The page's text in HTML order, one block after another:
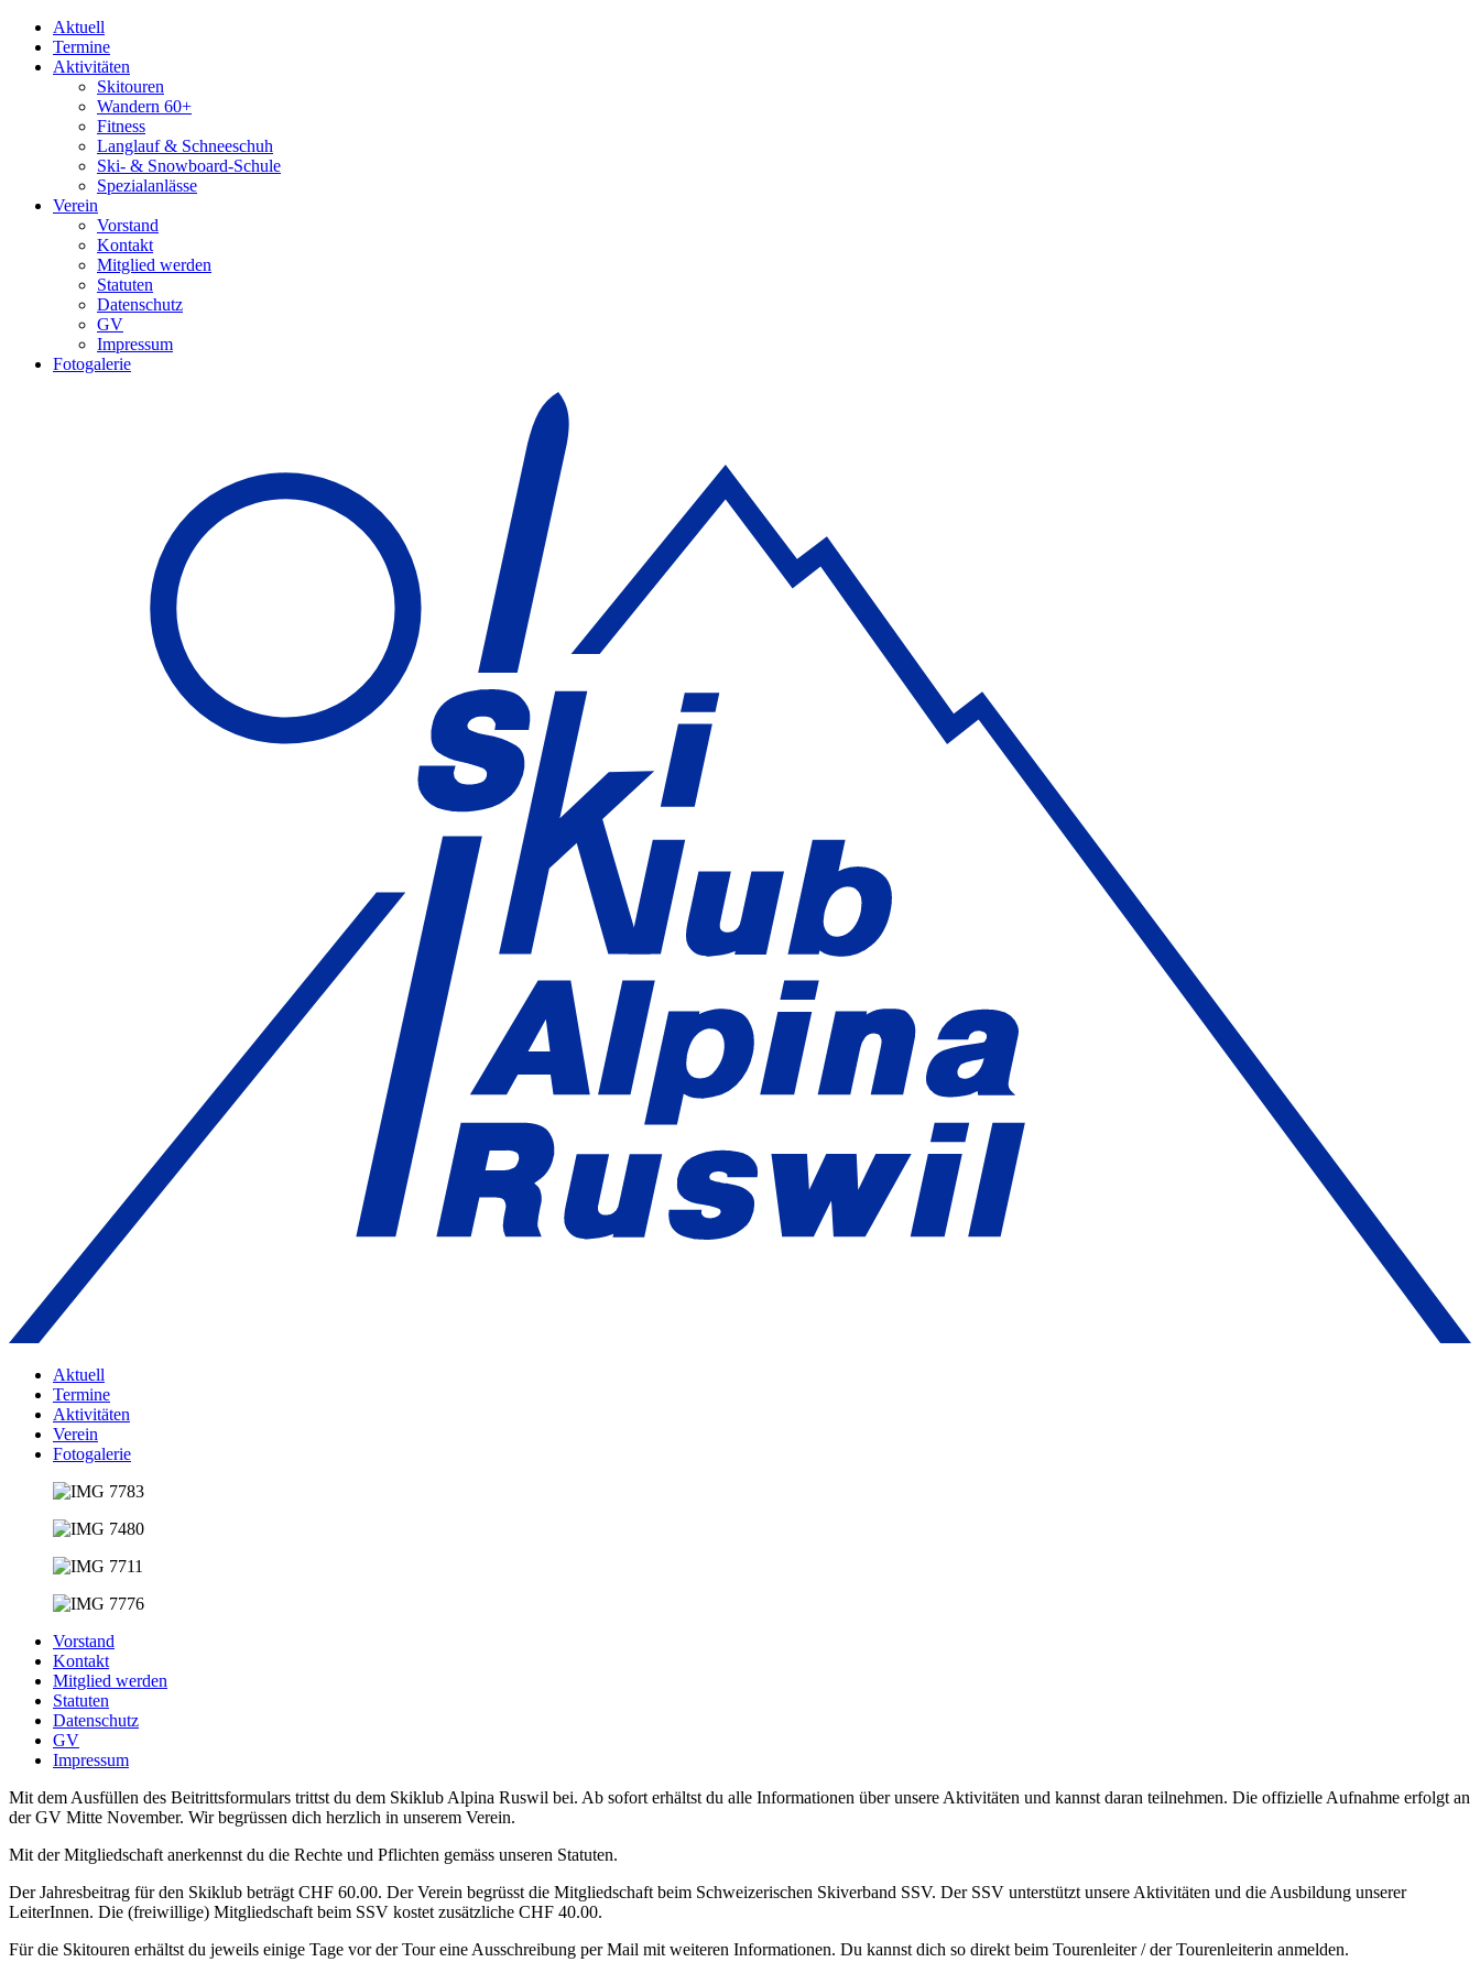
Aktuell
Termine
Aktivitäten
Skitouren
Wandern 60+
Fitness
Langlauf & Schneeschuh
Ski- & Snowboard-Schule
Spezialanlässe
Verein
Vorstand
Kontakt
Mitglied werden
Statuten
Datenschutz
GV
Impressum
Fotogalerie
Aktuell
Termine
Aktivitäten
Verein
Fotogalerie
Vorstand
Kontakt
Mitglied werden
Statuten
Datenschutz
GV
Impressum
Mit dem Ausfüllen des Beitrittsformulars trittst du dem Skiklub Alpina Ruswil bei. Ab sofort erhältst du alle Informationen über unsere Aktivitäten und kannst daran teilnehmen. Die offizielle Aufnahme erfolgt an
der GV Mitte November. Wir begrüssen dich herzlich in unserem Verein.
Mit der Mitgliedschaft anerkennst du die Rechte und Pflichten gemäss unseren Statuten.
Der Jahresbeitrag für den Skiklub beträgt CHF 60.00. Der Verein begrüsst die Mitgliedschaft beim Schweizerischen Skiverband SSV. Der SSV unterstützt unsere Aktivitäten und die Ausbildung unserer
LeiterInnen. Die (freiwillige) Mitgliedschaft beim SSV kostet zusätzliche CHF 40.00.
Für die Skitouren erhältst du jeweils einige Tage vor der Tour eine Ausschreibung per Mail mit weiteren Informationen. Du kannst dich so direkt beim Tourenleiter / der Tourenleiterin anmelden.